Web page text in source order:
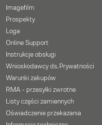
Imagefilm
Prospekty
Loga
Online Support
Instrukcje obsługi
Wnioskodawcy ds. Prywatności
Warunki zakupów
RMA - przesyłki zwrotne
Listy części zamiennych
Oświadczenie przekazania